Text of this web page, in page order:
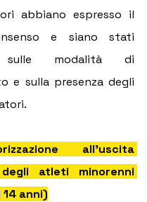
abbiano espresso il
e siano stati
sulle modalità di
e sulla presenza degli
all’uscita
atleti minorenni
anni)